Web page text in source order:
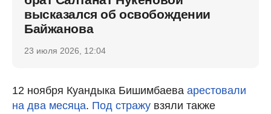
высказался об освобождении
Байжанова
23 июля 2026, 12:04
12 ноября Куандыка Бишимбаева арестовали
на два месяца. Под стражу взяли также